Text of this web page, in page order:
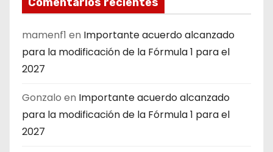
mamenf1 en Importante acuerdo alcanzado
para la modificación de la Fórmula 1 para el
2027
Gonzalo en Importante acuerdo alcanzado
para la modificación de la Fórmula 1 para el
2027